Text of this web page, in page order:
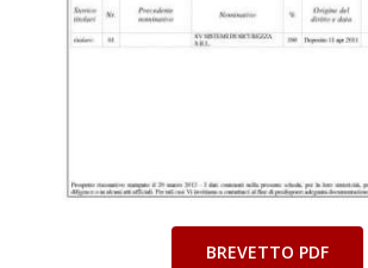
BREVETTO PDF